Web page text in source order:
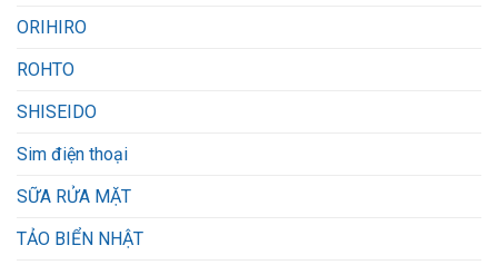
ORIHIRO
ROHTO
SHISEIDO
Sim điện thoại
SỮA RỬA MẶT
TẢO BIỂN NHẬT